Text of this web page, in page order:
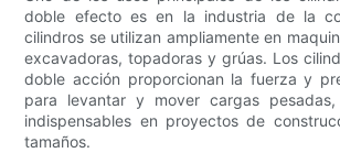
doble efecto es en la industria de la
cilindros se utilizan ampliamente en
excavadoras, topadoras y grúas. Los
doble acción proporcionan la fuerza y
para levantar y mover cargas
indispensables en proyectos de
tamaños.